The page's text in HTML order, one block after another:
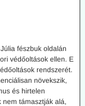
fészbuk oldalán
védőoltások ellen. E
rendszerét.
növekszik,
és hirtelen
nem támasztják alá,